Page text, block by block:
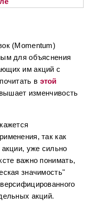
(Momentum)
для объяснения
им акций с
в этой
изменчивость
так как
акции, уже сильно
важно понимать,
значимость"
акций.